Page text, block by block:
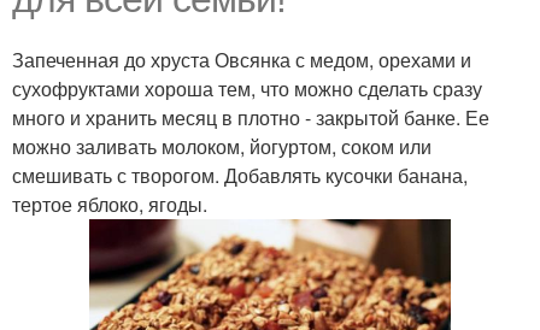
Запеченная до хруста Овсянка с медом, орехами и
сухофруктами хороша тем, что можно сделать сразу
много и хранить месяц в плотно - закрытой банке. Ее
можно заливать молоком, йогуртом, соком или
смешивать с творогом. Добавлять кусочки банана,
тертое яблоко, ягоды.